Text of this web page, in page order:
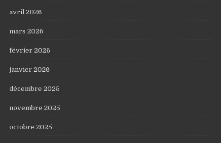
avril 2026
mars 2026
février 2026
janvier 2026
décembre 2025
novembre 2025
octobre 2025